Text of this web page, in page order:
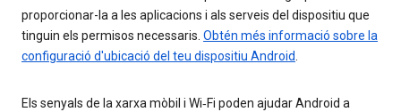
proporcionar-la a les aplicacions i als serveis del dispositiu que
tinguin els permisos necessaris. Obtén més informació sobre la
configuració d'ubicació del teu dispositiu Android
Els senyals de la xarxa mòbil i Wi‑Fi poden ajudar Android a